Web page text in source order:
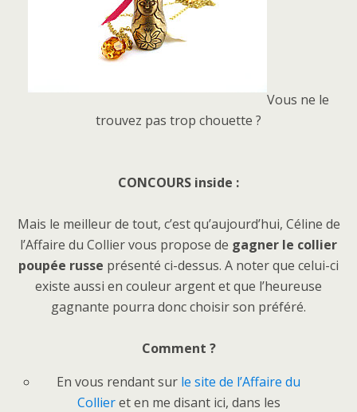
Vous ne le
trouvez pas trop chouette ?
CONCOURS inside :
Mais le meilleur de tout, c’est qu’aujourd’hui, Céline de
l’Affaire du Collier vous propose de gagner le collier
poupée russe présenté ci-dessus. A noter que celui-ci
existe aussi en couleur argent et que l’heureuse
gagnante pourra donc choisir son préféré.
Comment ?
En vous rendant sur le site de l’Affaire du
Collieret en me disant ici, dans les